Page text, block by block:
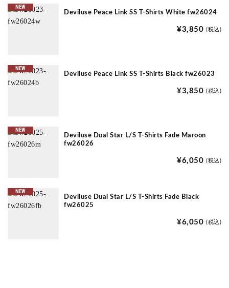
NEW
Deviluse Peace Link SS T-Shirts White fw26024
¥3,850 (税込)
NEW
Deviluse Peace Link SS T-Shirts Black fw26023
¥3,850 (税込)
NEW
Deviluse Dual Star L/S T-Shirts Fade Maroon
fw26026
¥6,050 (税込)
NEW
Deviluse Dual Star L/S T-Shirts Fade Black
fw26025
¥6,050 (税込)